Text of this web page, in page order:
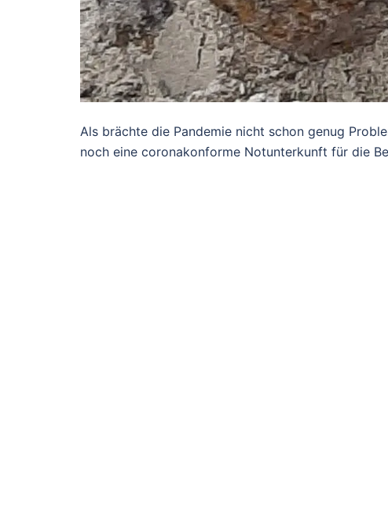
Als brächte die Pandemie nicht schon genug
noch eine coronakonforme Notunterkunft für die